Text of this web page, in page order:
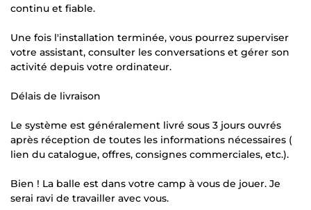
continu et fiable.
Une fois l'installation terminée, vous pourrez superviser
votre assistant, consulter les conversations et gérer son
activité depuis votre ordinateur.
Délais de livraison
Le système est généralement livré sous 3 jours ouvrés
après réception de toutes les informations nécessaires (
lien du catalogue, offres, consignes commerciales, etc.).
Bien ! La balle est dans votre camp à vous de jouer. Je
serai ravi de travailler avec vous.